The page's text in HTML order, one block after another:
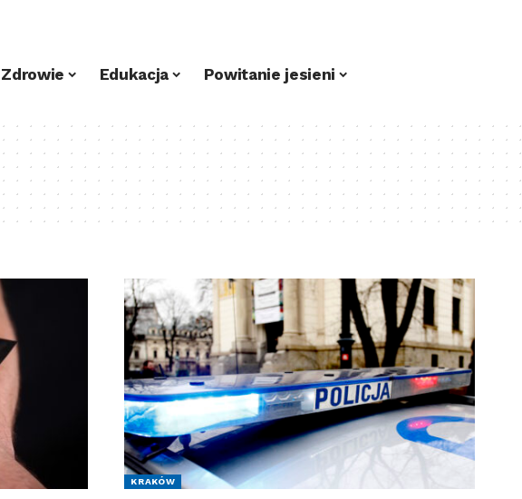
Zdrowie Edukacja Powitanie jesieni
KRAKÓW